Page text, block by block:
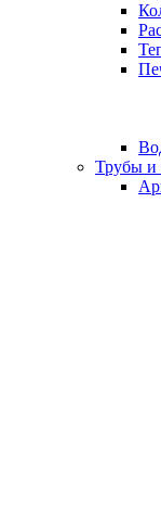
Трубы и